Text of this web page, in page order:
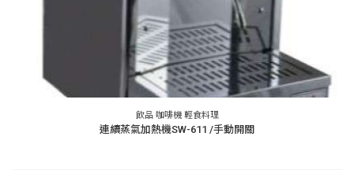
飲品 咖啡機 輕食料理
連續蒸氣加熱機SW-611 /手動開關